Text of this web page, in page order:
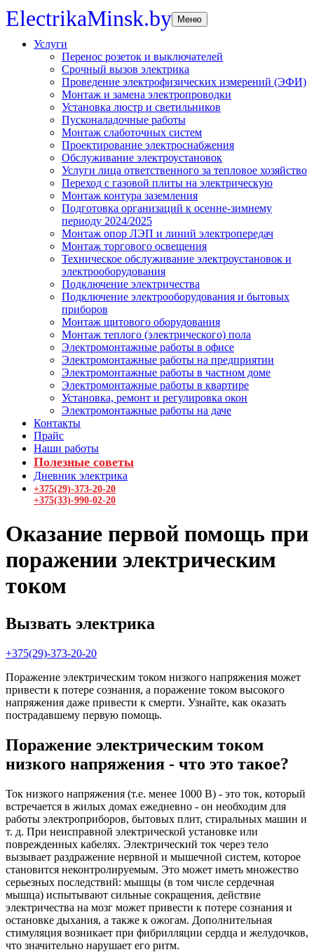
ElectrikaMinsk.by Меню
Услуги
Перенос розеток и выключателей
Срочный вызов электрика
Проведение электрофизических измерений (ЭФИ)
Монтаж и замена электропроводки
Установка люстр и светильников
Пусконаладочные работы
Монтаж слаботочных систем
Проектирование электроснабжения
Обслуживание электроустановок
Услуги лица ответственного за тепловое хозяйство
Переход с газовой плиты на электрическую
Монтаж контура заземления
Подготовка организаций к осенне-зимнему
периоду 2024/2025
Монтаж опор ЛЭП и линий электропередач
Монтаж торгового освещения
Техническое обслуживание электроустановок и
электрооборудования
Подключение электричества
Подключение электрооборудования и бытовых
приборов
Монтаж щитового оборудования
Монтаж теплого (электрического) пола
Электромонтажные работы в офисе
Электромонтажные работы на предприятии
Электромонтажные работы в частном доме
Электромонтажные работы в квартире
Установка, ремонт и регулировка окон
Электромонтажные работы на даче
Контакты
Прайс
Наши работы
Полезные советы
Дневник электрика
+375(29)-373-20-20
+375(33)-990-02-20
Оказание первой помощь при
поражении электрическим
током
Вызвать электрика
+375(29)-373-20-20
Поражение электрическим током низкого напряжения может
привести к потере сознания, а поражение током высокого
напряжения даже привести к смерти. Узнайте, как оказать
пострадавшему первую помощь.
Поражение электрическим током
низкого напряжения - что это такое?
Ток низкого напряжения (т.е. менее 1000 В) - это ток, который
встречается в жилых домах ежедневно - он необходим для
работы электроприборов, бытовых плит, стиральных машин и
т. д. При неисправной электрической установке или
поврежденных кабелях. Электрический ток через тело
вызывает раздражение нервной и мышечной систем, которое
становится неконтролируемым. Это может иметь множество
серьезных последствий: мышцы (в том числе сердечная
мышца) испытывают сильные сокращения, действие
электричества на мозг может привести к потере сознания и
остановке дыхания, а также к ожогам. Дополнительная
стимуляция возникает при фибрилляции сердца и желудочков,
что значительно нарушает его ритм.